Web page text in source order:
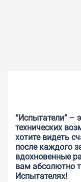
“Испытатели” –
технических
хотите видеть
после каждого
вдохновенные
вам абсолютно
Испытателях!